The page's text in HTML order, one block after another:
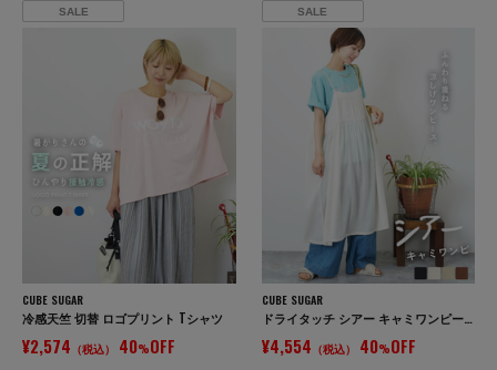
SALE
CUBE SUGAR
冷感天竺 切替 ロゴプリント Tシャツ
¥2,574 （税込） 40%OFF
SALE
CUBE SUGAR
ドライタッチ シアー キャミワンピース
¥4,554 （税込） 40%OFF